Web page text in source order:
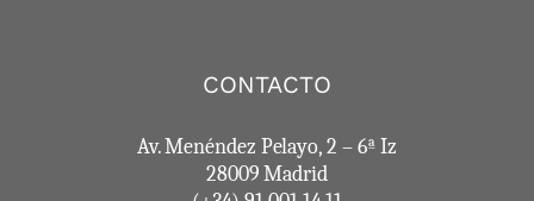
CONTACTO
Av. Menéndez Pelayo, 2 – 6ª Iz
28009 Madrid